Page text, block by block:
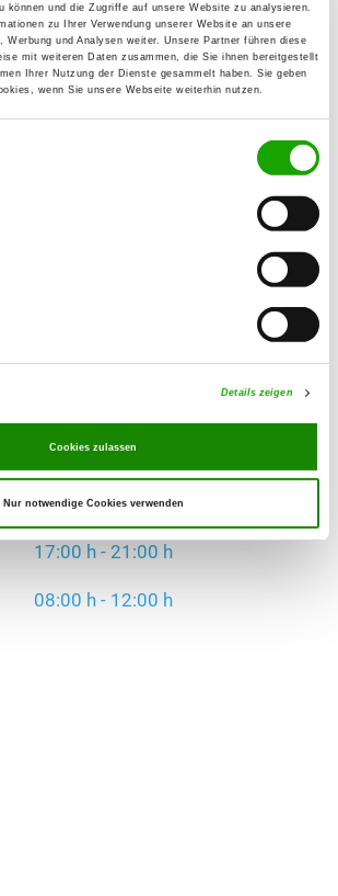
können und die Zugriffe auf unsere Website zu analysieren.
zu Ihrer Verwendung unserer Website an unsere
Werbung und Analysen weiter. Unsere Partner führen diese
mit weiteren Daten zusammen, die Sie ihnen bereitgestellt
Ihrer Nutzung der Dienste gesammelt haben. Sie geben
wenn Sie unsere Webseite weiterhin nutzen.
Details zeigen
Cookies zulassen
Nur notwendige Cookies verwenden
Faehrte, Unterordnung,
17:00 h - 21:00 h
08:00 h - 12:00 h
im Winter:
17:00 h - 21:00 h
08:00 h - 12:00 h